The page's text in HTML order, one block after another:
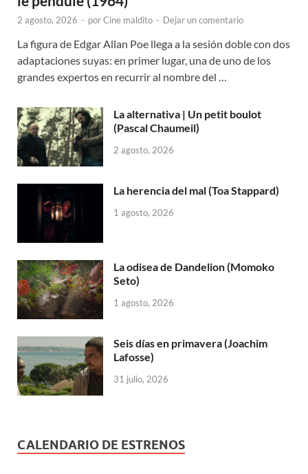
2 agosto, 2026 - porCine maldito - Dejar un comentario
La figura de Edgar Allan Poe llega a la sesión doble con dos
adaptaciones suyas: en primer lugar, una de uno de los
grandes expertos en recurrir al nombre del …
La alternativa | Un petit boulot
(Pascal Chaumeil)
2 agosto, 2026
La herencia del mal (Toa Stappard)
1 agosto, 2026
La odisea de Dandelion (Momoko
Seto)
1 agosto, 2026
Seis días en primavera (Joachim
Lafosse)
31 julio, 2026
CALENDARIO DE ESTRENOS